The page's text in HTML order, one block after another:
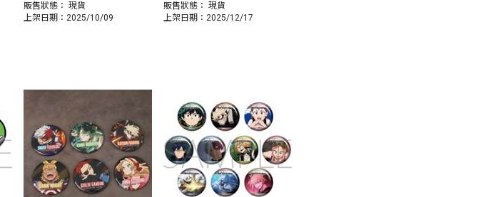
販售狀態： 現貨
上架日期：2025/10/09
販售狀態： 現貨
上架日期：2025/12/17